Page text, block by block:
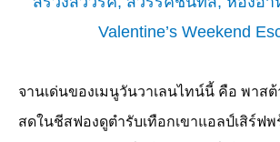
จานเด่นของเมนูวันวาเลนไทน์นี้ คือ พาส
สดในชีสฟองดูตำรับเทือกเขาแอลป์เสิร์ฟ